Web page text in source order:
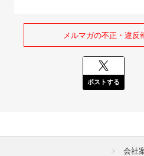
メルマガの不正・違反
ポストする
会社